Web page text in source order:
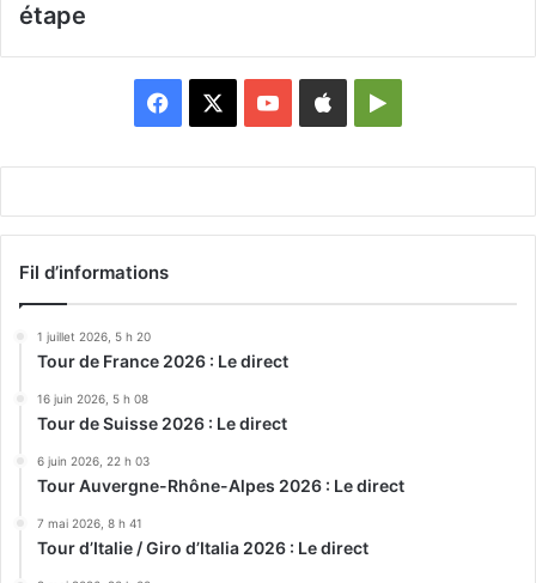
étape
Facebook YouTubeAppleGoogle
Fil d’informations
1 juillet 2026, 5 h 20
Tour de France 2026 : Le direct
16 juin 2026, 5 h 08
Tour de Suisse 2026 : Le direct
6 juin 2026, 22 h 03
Tour Auvergne-Rhône-Alpes 2026 : Le direct
7 mai 2026, 8 h 41
Tour d’Italie / Giro d’Italia 2026 : Le direct